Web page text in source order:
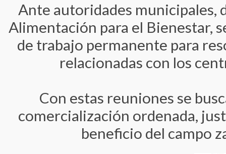
Ante autoridades municipales,
Alimentación para el Bienestar,
de trabajo permanente para
relacionadas con los
Con estas reuniones se
comercialización ordenada,
beneficio del campo